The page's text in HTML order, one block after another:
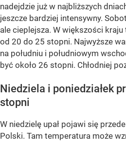
nadejdzie już w najbliższych
jeszcze bardziej intensywny.
ale cieplejsza. W większości
od 20 do 25 stopni. Najwyższe
na południu i południowym
być około 26 stopni. Chłodniej
Niedziela i poniedziałek
stopni
W niedzielę upał pojawi się
Polski. Tam temperatura może